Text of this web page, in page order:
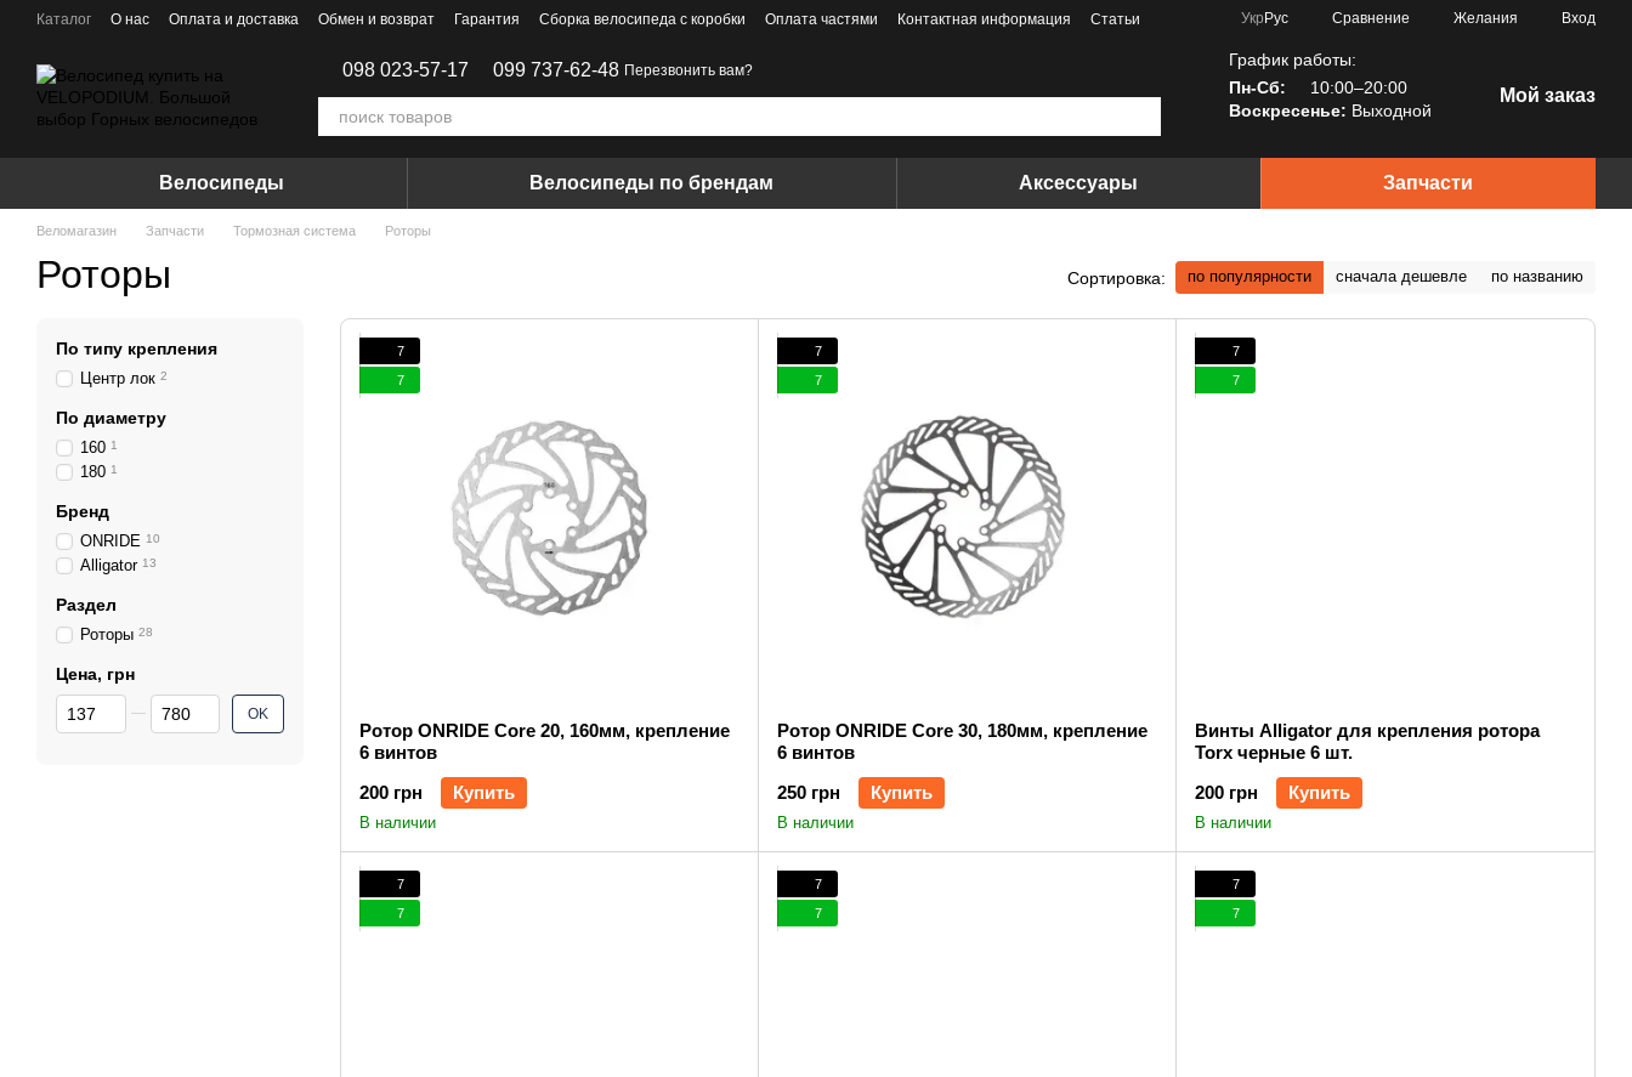
Перейти к основному контенту
Каталог О нас Оплата и доставка Обмен и возврат Гарантия Сборка велосипеда с коробки Оплата частями Контактная информация
Статьи
Укр Рус Сравнение Желания Вход
098 023-57-17 099 737-62-48 Перезвонить вам?
График работы:
Пн-Сб:
10:00–20:00
Воскресенье: Выходной
Мой заказ
Велосипеды Велосипеды по брендам Аксессуары Запчасти
Веломагазин Запчасти Тормозная система Роторы
Роторы Сортировка: по популярности сначала дешевле по названию
7
7
Ротор ONRIDE Core 20, 160мм, крепление
6 винтов
200 грн
Купить
В наличии
7
7
Ротор ONRIDE Core 30, 180мм, крепление
6 винтов
250 грн
Купить
В наличии
7
7
Винты Alligator для крепления ротора
Torx черные 6 шт.
200 грн
Купить
В наличии
7
7
7
7
7
7
По типу крепления
Центр лок 2
По диаметру
160 1
180 1
Бренд
ONRIDE 10
Alligator 13
Раздел
Роторы 28
Цена, грн
От Цена, грн
До Цена, грн OK